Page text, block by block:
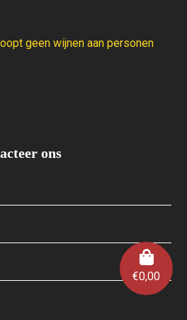
€0,00
geen wijnen aan personen
ons